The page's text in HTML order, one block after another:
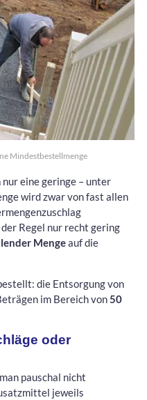
Mindestbestellmenge
eine geringe – unter
wird zwar von fast allen
Regel nur recht gering
Mengeauf die
die Entsorgung von
im Bereich von50
oder
pauschal nicht
jeweils